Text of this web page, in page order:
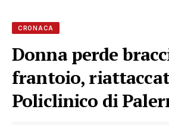
CRONACA
Donna perde
frantoio,
Policlinico di